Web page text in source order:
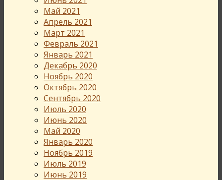
Май 2021
Апрель 2021
Март 2021
Февраль 2021
Январь 2021
Декабрь 2020
Ноябрь 2020
Октябрь 2020
Сентябрь 2020
Июль 2020
Июнь 2020
Май 2020
Январь 2020
Ноябрь 2019
Июль 2019
Июнь 2019